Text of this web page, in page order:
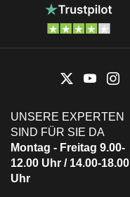
UNSERE EXPERTEN
SIND FÜR SIE DA
Montag - Freitag 9.00-
12.00 Uhr / 14.00-18.00
Uhr